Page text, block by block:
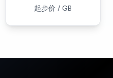
起步价 / GB